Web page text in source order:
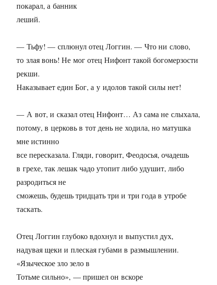
покарал, а банник
леший.
— Тьфу! — сплюнул отец Логгин. — Что ни слово,
то злая вонь! Не мог отец Нифонт такой богомерзости
рекши.
Наказывает един Бог, а у идолов такой силы нет!
— А вот, и сказал отец Нифонт… Аз сама не слыхала,
потому, в церковь в тот день не ходила, но матушка
мне истинно
все пересказала. Гляди, говорит, Феодосья, очадешь
в грехе, так лешак чадо утопит либо удушит, либо
разродиться не
сможешь, будешь тридцать три и три года в утробе
таскать.
Отец Логгин глубоко вдохнул и выпустил дух,
надувая щеки и плеская губами в размышлении.
«Языческое зло зело в
Тотьме сильно», — пришел он вскоре